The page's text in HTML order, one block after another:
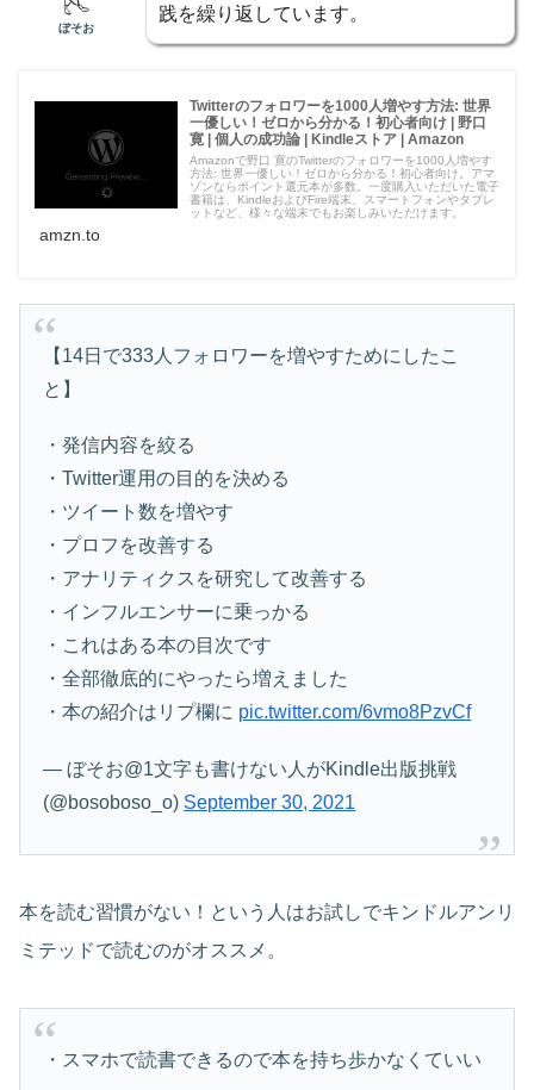
ぼそお
践を繰り返しています。
Twitterのフォロワーを1000人増やす方法: 世界
一優しい！ゼロから分かる！初心者向け | 野口
寛 | 個人の成功論 | Kindleストア | Amazon
Amazonで野口 寛のTwitterのフォロワーを1000人増やす
方法: 世界一優しい！ゼロから分かる！初心者向け。アマ
ゾンならポイント還元本が多数。一度購入いただいた電子
書籍は、KindleおよびFire端末、スマートフォンやタブレ
ットなど、様々な端末でもお楽しみいただけます。
amzn.to
【14日で333人フォロワーを増やすためにしたこ
と】
・発信内容を絞る
・Twitter運用の目的を決める
・ツイート数を増やす
・プロフを改善する
・アナリティクスを研究して改善する
・インフルエンサーに乗っかる
・これはある本の目次です
・全部徹底的にやったら増えました
・本の紹介はリプ欄に pic.twitter.com/6vmo8PzvCf
— ぼそお@1文字も書けない人がKindle出版挑戦
(@bosoboso_o) September 30, 2021
本を読む習慣がない！という人はお試しでキンドルアンリ
ミテッドで読むのがオススメ。
・スマホで読書できるので本を持ち歩かなくていい